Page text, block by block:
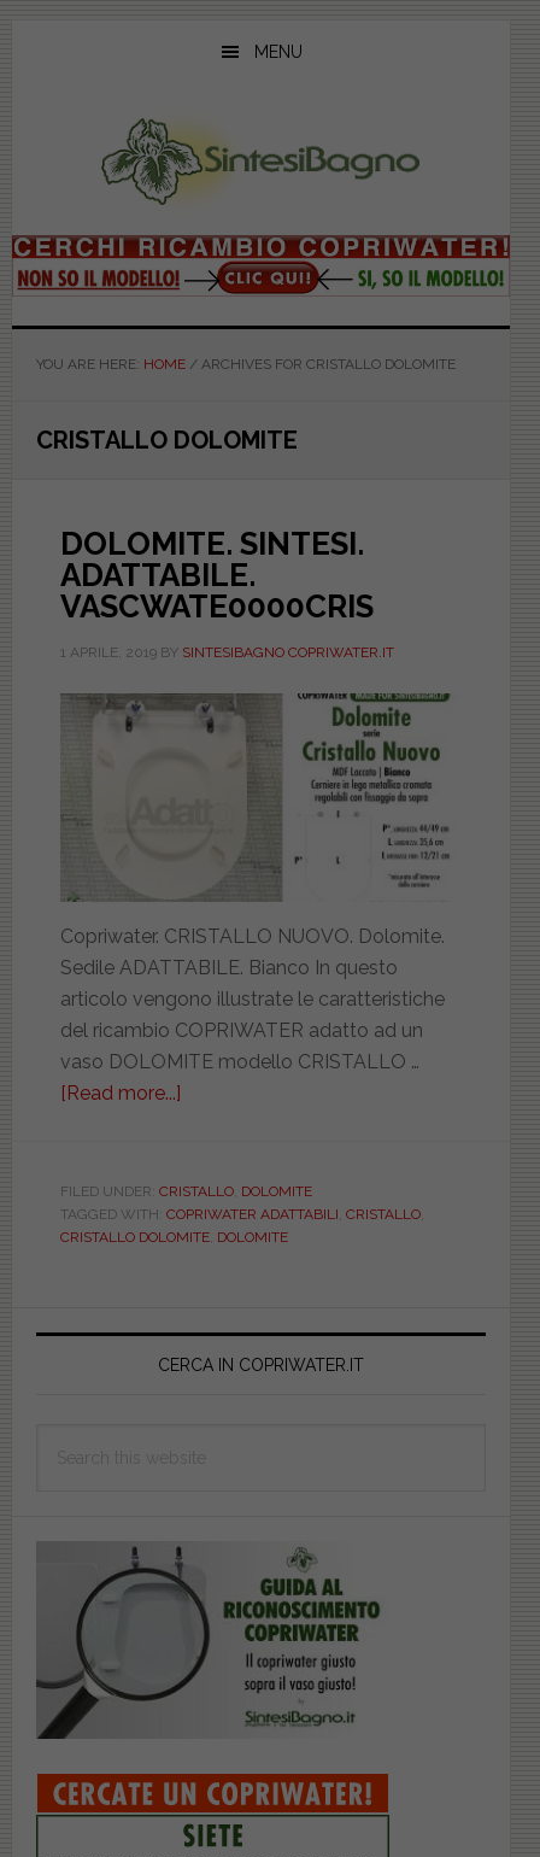
MENU
YOU ARE HERE: HOME /ARCHIVES FOR CRISTALLO DOLOMITE
CRISTALLO DOLOMITE
DOLOMITE. SINTESI.
ADATTABILE.
VASCWATE0000CRIS
1 APRILE, 2019BY SINTESIBAGNO COPRIWATER.IT
Copriwater. CRISTALLO NUOVO. Dolomite.
Sedile ADATTABILE. Bianco In questo
articolo vengono illustrate le caratteristiche
del ricambio COPRIWATER adatto ad un
vaso DOLOMITE modello CRISTALLO …
[Read more...]
ADATTABILE.
VASCWATE0000CRIS
FILED UNDER: CRISTALLO, DOLOMITE
TAGGED WITH: COPRIWATER ADATTABILI CRISTALLO,
CRISTALLO DOLOMITE, DOLOMITE
Primary
CERCA IN COPRIWATER.IT